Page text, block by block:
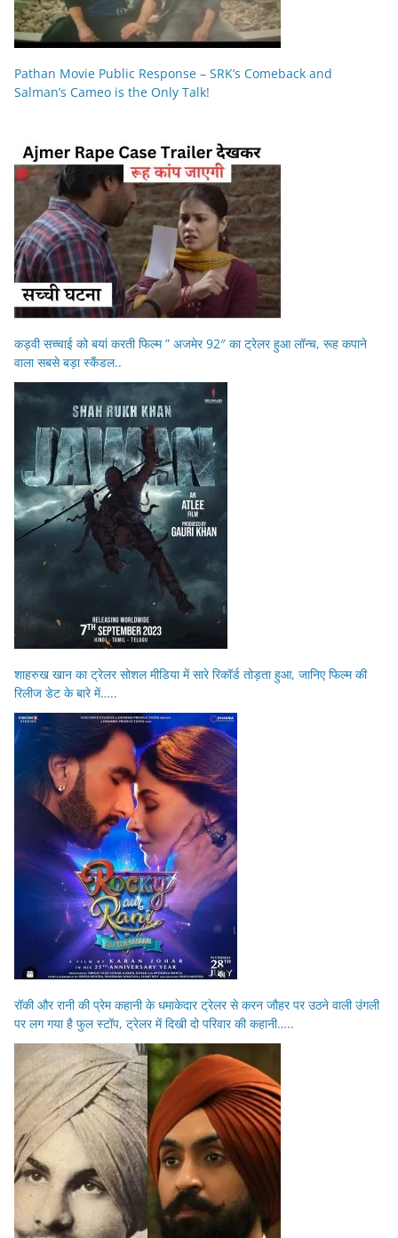
Pathan Movie Public Response – SRK’s Comeback and
Salman’s Cameo is the Only Talk!
कड़वी सच्चाई को बयां करती फिल्म ” अजमेर 92″ का ट्रेलर हुआ लॉन्च, रूह कपाने
वाला सबसे बड़ा स्कैंडल..
शाहरुख खान का ट्रेलर सोशल मीडिया में सारे रिकॉर्ड तोड़ता हुआ, जानिए फिल्म की
रिलीज डेट के बारे में…..
रॉकी और रानी की प्रेम कहानी के धमाकेदार ट्रेलर से करन जौहर पर उठने वाली उंगली
पर लग गया है फुल स्टॉप, ट्रेलर में दिखी दो परिवार की कहानी…..